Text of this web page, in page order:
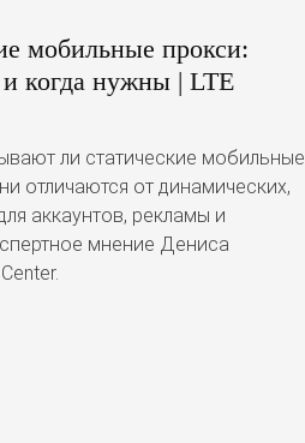
мобильные прокси:
когда нужны | LTE
ли статические мобильные
отличаются от динамических,
аккаунтов, рекламы и
мнение Дениса